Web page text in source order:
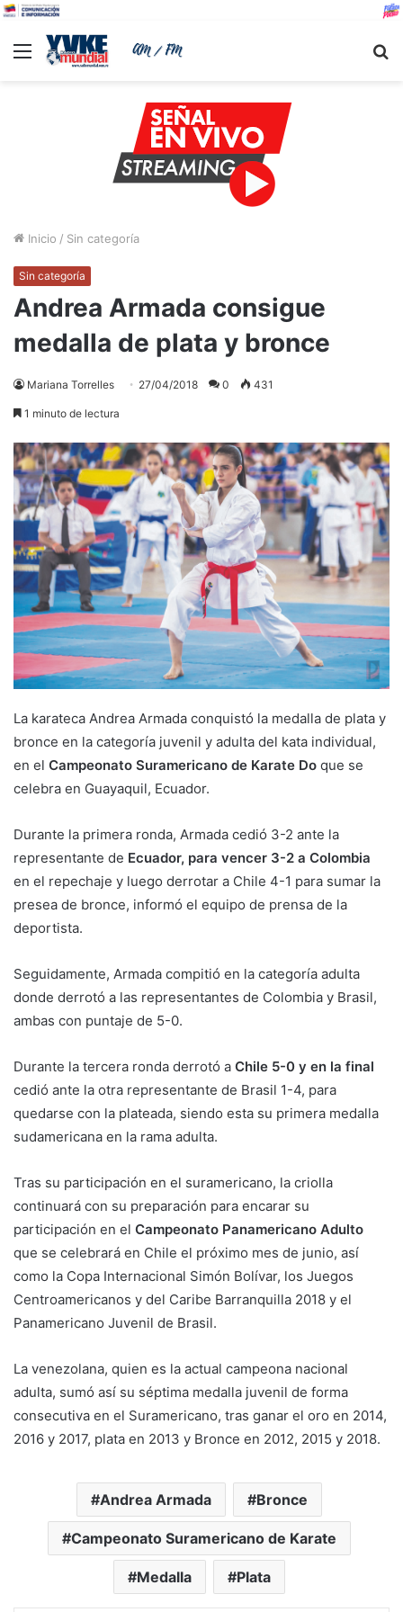
Menu
Inicio / Sin categoría
Sin categoría
Andrea Armada consigue
medalla de plata y bronce
Mariana Torrelles 27/04/2018 0 431
1 minuto de lectura
La karateca Andrea Armada conquistó la medalla de plata y
bronce en la categoría juvenil y adulta del kata individual,
en el Campeonato Suramericano de Karate Do que se
celebra en Guayaquil, Ecuador.
Durante la primera ronda, Armada cedió 3-2 ante la
representante de Ecuador, para vencer 3-2 a Colombia
en el repechaje y luego derrotar a Chile 4-1 para sumar la
presea de bronce, informó el equipo de prensa de la
deportista.
Seguidamente, Armada compitió en la categoría adulta
donde derrotó a las representantes de Colombia y Brasil,
ambas con puntaje de 5-0.
Durante la tercera ronda derrotó a Chile 5-0 y en la final
cedió ante la otra representante de Brasil 1-4, para
quedarse con la plateada, siendo esta su primera medalla
sudamericana en la rama adulta.
Tras su participación en el suramericano, la criolla
continuará con su preparación para encarar su
participación en el Campeonato Panamericano Adulto
que se celebrará en Chile el próximo mes de junio, así
como la Copa Internacional Simón Bolívar, los Juegos
Centroamericanos y del Caribe Barranquilla 2018 y el
Panamericano Juvenil de Brasil.
La venezolana, quien es la actual campeona nacional
adulta, sumó así su séptima medalla juvenil de forma
consecutiva en el Suramericano, tras ganar el oro en 2014,
2016 y 2017, plata en 2013 y Bronce en 2012, 2015 y 2018.
Andrea Armada Bronce
Campeonato Suramericano de Karate
Medalla Plata